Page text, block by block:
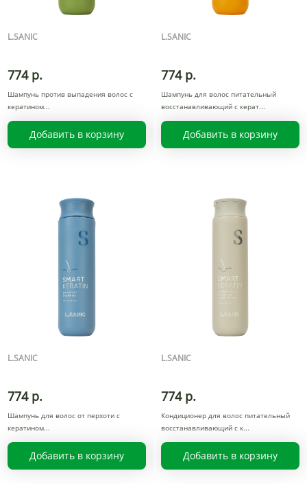
L.SANIC
774 р.
Шампунь против выпадения волос с
кератином
Добавить в корзину
L.SANIC
774 р.
Шампунь для волос питательный
восстанавливающий с керат
Добавить в корзину
L.SANIC
774 р.
Шампунь для волос от перхоти с
кератином
Добавить в корзину
L.SANIC
774 р.
Кондиционер для волос питательный
восстанавливающий с к
Добавить в корзину